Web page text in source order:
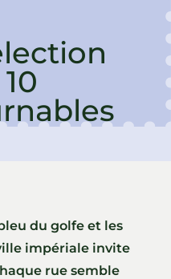
du golfe et les
impériale invite
rue semble